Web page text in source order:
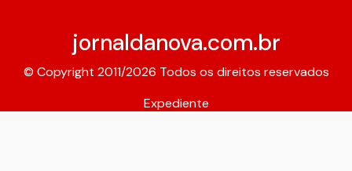
jornaldanova.com.br
© Copyright 2011/2026 Todos os direitos reservados
Expediente